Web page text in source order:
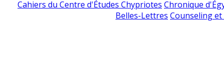
Cahiers du Centre d'Études Chypriotes Chronique
Belles-Lettres Counseling